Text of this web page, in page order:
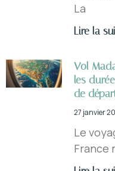
La
Lire la
Vol
les
de
27 janvier
Le
France